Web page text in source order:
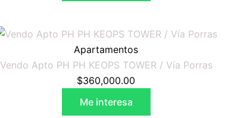
Apartamentos
Vendo Apto PH PH KEOPS TOWER / Vía Porras
$360,000.00
Me interesa